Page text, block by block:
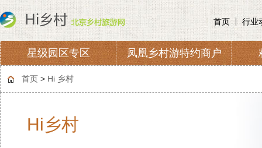
首页 行业
星级园区专区 凤凰乡村游特约商户
协会章程
首页 > Hi 乡村
Hi乡村